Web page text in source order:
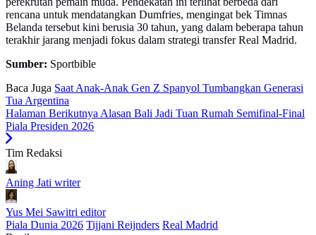
rencana untuk mendatangkan Dumfries, mengingat bek Timnas
Belanda tersebut kini berusia 30 tahun, yang dalam beberapa tahun
terakhir jarang menjadi fokus dalam strategi transfer Real Madrid.
Sumber: Sportbible
Baca Juga Saat Anak-Anak Gen Z Spanyol Tumbangkan Generasi
Tua Argentina
Halaman Berikutnya Alasan Bali Jadi Tuan Rumah Semifinal-Final
Piala Presiden 2026
Tim Redaksi
Aning Jati writer
Yus Mei Sawitri editor
Piala Dunia 2026 Tijjani Reijnders Real Madrid